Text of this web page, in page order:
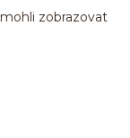
zobrazovat